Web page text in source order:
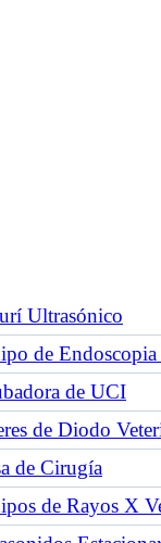
Ultrasónico
de
de UCI
de Diodo
de Cirugía
de Rayos X